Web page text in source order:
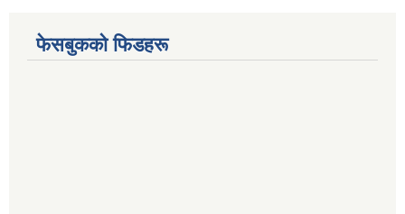
फेसबुकको फिडहरू